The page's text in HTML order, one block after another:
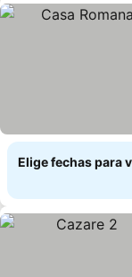
Elige fechas para